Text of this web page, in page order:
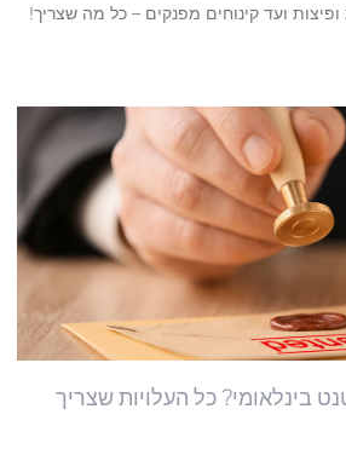
ועד קינוחים מפנקים – כל מה שצריך!
בינלאומי? כל העלויות שצריך